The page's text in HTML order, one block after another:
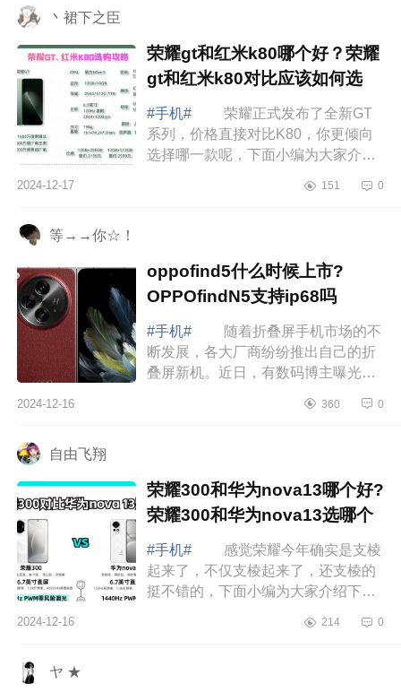
丶裙下之臣
荣耀gt和红米k80哪个好？荣耀
gt和红米k80对比应该如何选
#手机#
荣耀正式发布了全新GT
系列，价格直接对比K80，你更倾向
选择哪一款呢，下面小编为大家介绍
红米k80对比应该如何选 荣耀gt和
2024-12-17 151 0
等→→你☆！
oppofind5什么时候上市?
OPPOfindN5支持ip68吗
#手机#
随着折叠屏手机市场的不
断发展，各大厂商纷纷推出自己的折
叠屏新机。近日，有数码博主曝光了
是“明年上半年最强折叠。”下面小编为
2024-12-16 360 0
自由飞翔
荣耀300和华为nova13哪个好?
荣耀300和华为nova13选哪个
#手机#
感觉荣耀今年确实是支棱
起来了，不仅支棱起来了，还支棱的
挺不错的，下面小编为大家介绍下荣
和华为nova13选哪个 荣耀300和
2024-12-16 214 0
ヤ ★